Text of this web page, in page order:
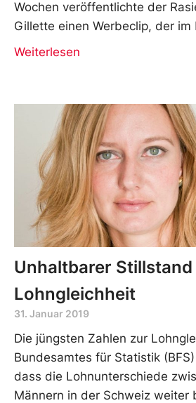
Wochen veröffentlichte der
Gillette einen Werbeclip, der im
Weiterlesen
Unhaltbarer Stillstand
Lohngleichheit
31. Januar 2019
Die jüngsten Zahlen zur
Bundesamtes für Statistik
dass die Lohnunterschiede
Männern in der Schweiz weiter